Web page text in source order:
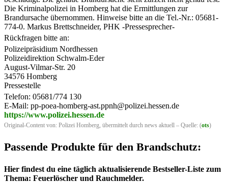
Die Kriminalpolizei in Homberg hat die Ermittlungen zur
Brandursache übernommen. Hinweise bitte an die Tel.-Nr.: 05681-
774-0. Markus Brettschneider, PHK -Pressesprecher-
Rückfragen bitte an:
Polizeipräsidium Nordhessen
Polizeidirektion Schwalm-Eder
August-Vilmar-Str. 20
34576 Homberg
Pressestelle
Telefon: 05681/774 130
E-Mail: pp-poea-homberg-ast.ppnh@polizei.hessen.de
https://www.polizei.hessen.de
Original-Content von: Polizei Homberg, übermittelt durch news aktuell – Quelle: (ots)
Passende Produkte für den Brandschutz:
Hier findest du eine täglich aktualisierende Bestseller-Liste zum
Thema: Feuerlöscher und Rauchmelder.